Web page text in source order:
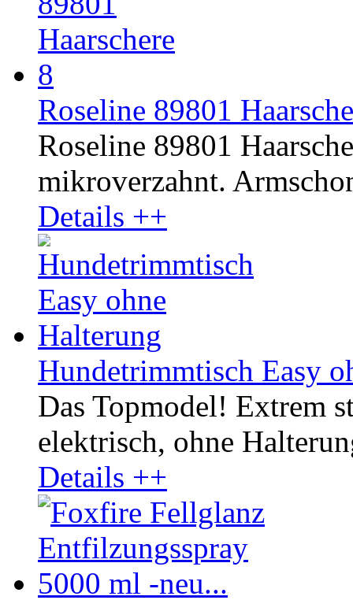
Roseline 89801
Roseline 89801
mikroverzahnt.
Details ++
Hundetrimmtisch Easy
Das Topmodel! Extrem
elektrisch, ohne
Details ++